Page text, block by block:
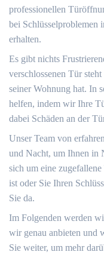
professionellen
bei Schlüsselproblemen
erhalten.​
Es gibt nichts
verschlossenen Tür
seiner Wohnung hat.​ In
helfen, indem wir Ihre
dabei Schäden an der
Unser Team von
und Nacht, um Ihnen in
sich um eine
ist oder Sie Ihren
Sie da.​
Im Folgenden werden
wir genau anbieten und
Sie weiter, um mehr